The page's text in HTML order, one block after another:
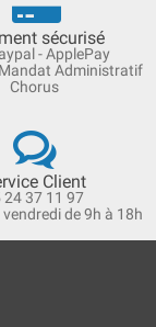
sécurisé
- ApplePay
Administratif
Chorus
Client
24 37 11 97
de 9h à 18h